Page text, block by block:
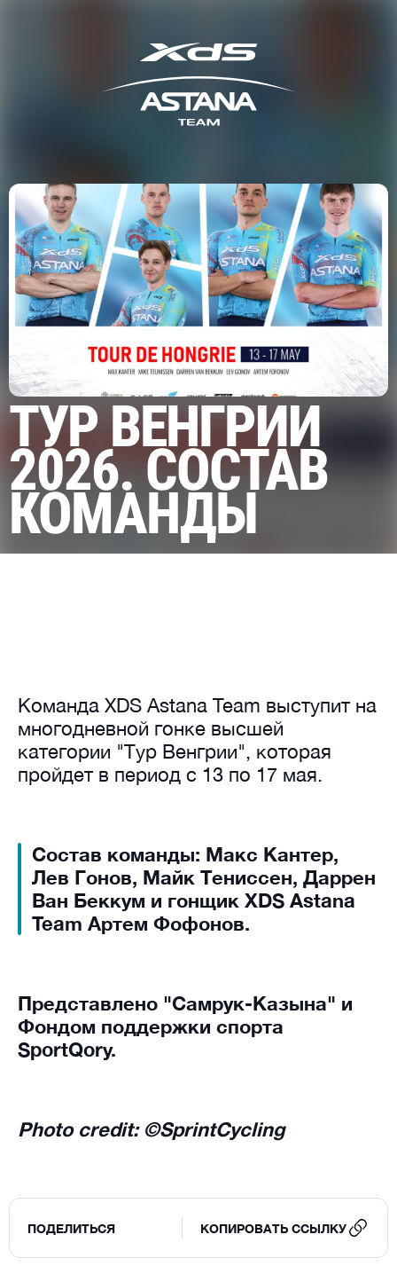
ТУР ВЕНГРИИ
2026. СОСТАВ
КОМАНДЫ
Команда XDS Astana Team выступит на
многодневной гонке высшей
категории "Тур Венгрии", которая
пройдет в период с 13 по 17 мая.
Состав команды: Макс Кантер,
Лев Гонов, Майк Тениссен, Даррен
Ван Беккум и гонщик XDS Astana
Team Артем Фофонов.
Представлено "Самрук-Казына" и
Фондом поддержки спорта
SportQory.
Photo credit: ©SprintCycling
ПОДЕЛИТЬСЯ КОПИРОВАТЬ ССЫЛКУ